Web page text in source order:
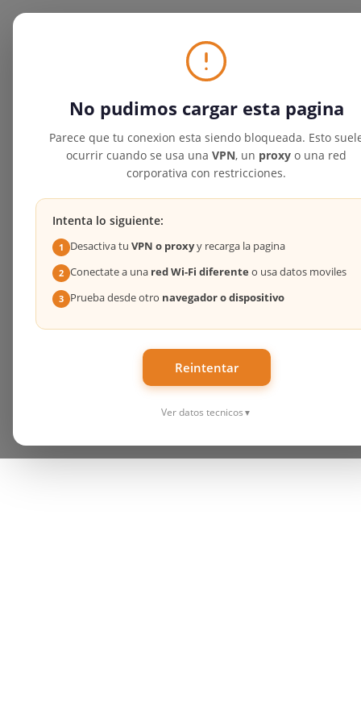
No pudimos cargar esta pagina
Parece que tu conexion esta siendo bloqueada. Esto
ocurrir cuando se usa una VPN, un proxy o una red
corporativa con restricciones.
Intenta lo siguiente:
1 Desactiva tu VPN o proxyy recarga la pagina
2 Conectate a una red Wi-Fi diferente o usa datos moviles
3 Prueba desde otro navegador o dispositivo
Reintentar
Ver datos tecnicos ▼